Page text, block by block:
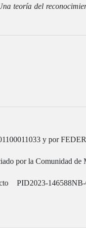
teoría del
y por
por la Comunidad de
PID2023-